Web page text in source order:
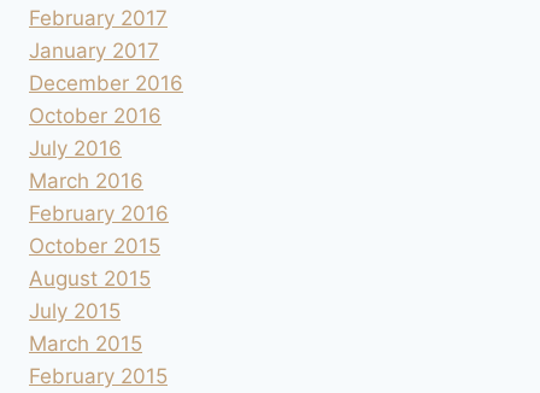
February 2017
January 2017
December 2016
October 2016
July 2016
March 2016
February 2016
October 2015
August 2015
July 2015
March 2015
February 2015